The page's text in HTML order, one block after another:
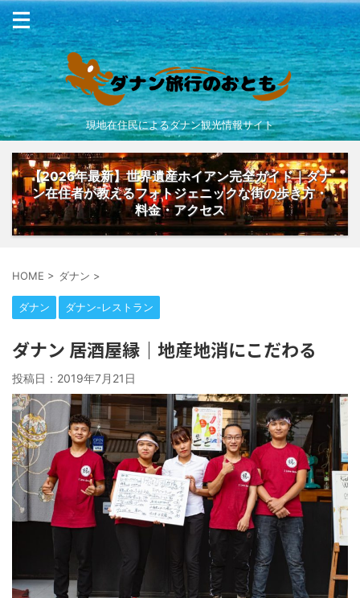
現地在住民によるダナン観光情報サイト
【2026年最新】世界遺産ホイアン完全ガイド｜ダナ
ン在住者が教えるフォトジェニックな街の歩き方・
料金・アクセス
HOME > ダナン >
ダナン ダナン-レストラン
ダナン 居酒屋縁｜地産地消にこだわる
投稿日： 2019年7月21日